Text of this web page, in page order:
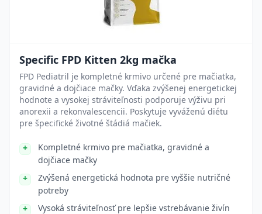
Specific FPD Kitten 2kg mačka
FPD Pediatril je kompletné krmivo určené pre mačiatka,
gravidné a dojčiace mačky. Vďaka zvýšenej energetickej
hodnote a vysokej stráviteľnosti podporuje výživu pri
anorexii a rekonvalescencii. Poskytuje vyváženú diétu
pre špecifické životné štádiá mačiek.
Kompletné krmivo pre mačiatka, gravidné a
dojčiace mačky
Zvýšená energetická hodnota pre vyššie nutričné
potreby
Vysoká stráviteľnosť pre lepšie vstrebávanie živín